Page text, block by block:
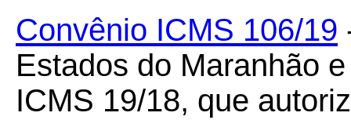
Convênio ICMS 106/19
Estados do Maranhão
ICMS 19/18, que